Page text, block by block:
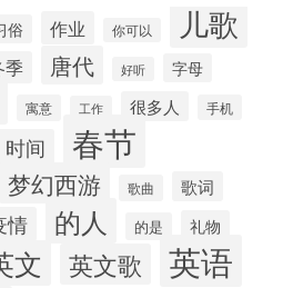
俗 作业 你可以 儿歌
季 唐代 好听
字母
寓意 工作 很多人 手机
时间 春节
梦幻西游 歌曲 歌词
情 的人 的是 礼物
文 英文歌 英语